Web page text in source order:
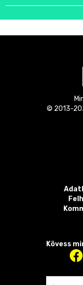
© 2013-
Kövess